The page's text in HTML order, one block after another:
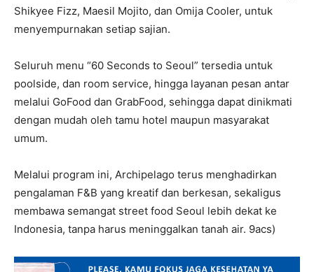
Shikyee Fizz, Maesil Mojito, dan Omija Cooler, untuk
menyempurnakan setiap sajian.
Seluruh menu “60 Seconds to Seoul” tersedia untuk
poolside, dan room service, hingga layanan pesan antar
melalui GoFood dan GrabFood, sehingga dapat dinikmati
dengan mudah oleh tamu hotel maupun masyarakat
umum.
Melalui program ini, Archipelago terus menghadirkan
pengalaman F&B yang kreatif dan berkesan, sekaligus
membawa semangat street food Seoul lebih dekat ke
Indonesia, tanpa harus meninggalkan tanah air. 9acs)